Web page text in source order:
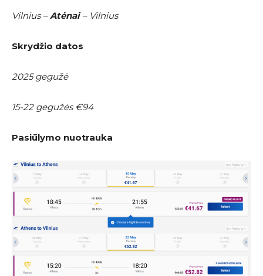
Vilnius –Atėnai– Vilnius
Skrydžio datos
2025 gegužė
15-22 gegužės €94
Pasiūlymo nuotrauka